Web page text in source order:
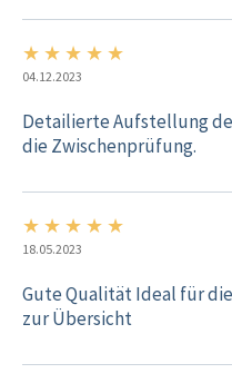
★ ★ ★ ★ ★
04.12.2023
Detailierte Aufstellung
die Zwischenprüfung.
★ ★ ★ ★ ★
18.05.2023
Gute Qualität Ideal für
zur Übersicht